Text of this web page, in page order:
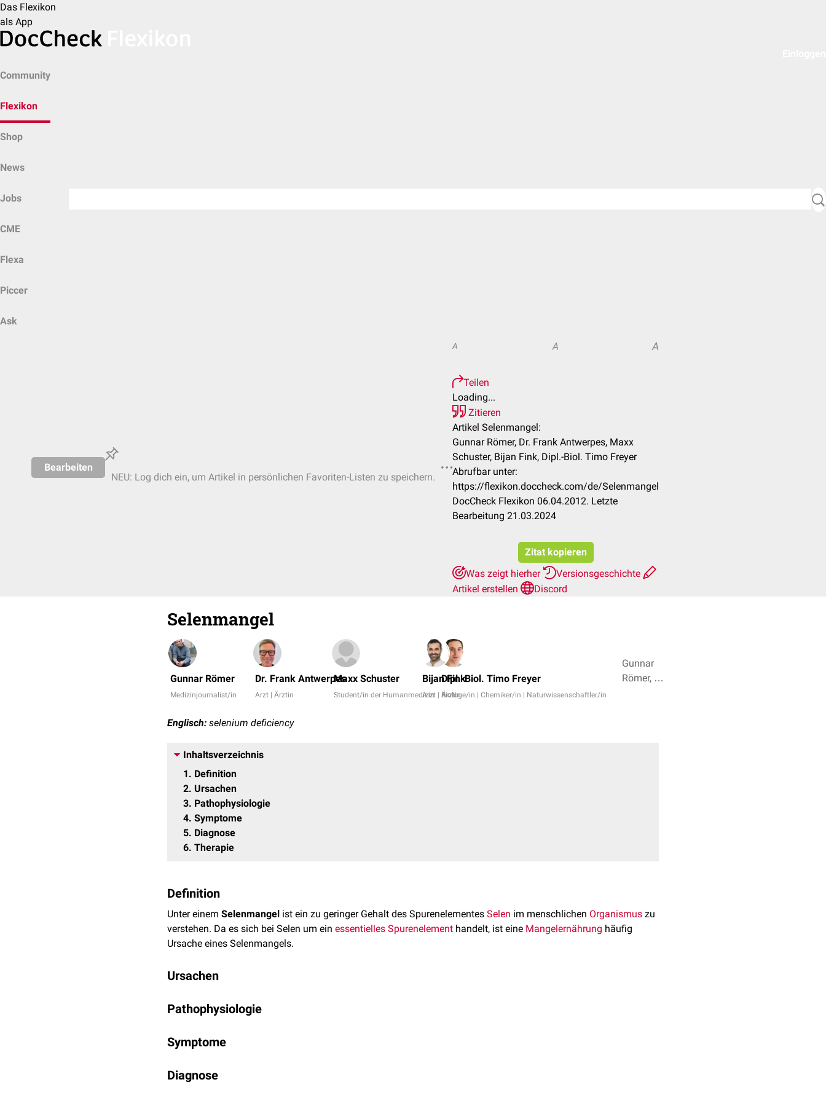
Das Flexikon
als App
Community
Flexikon
Shop
News
Jobs
CME
Flexa
Piccer
Ask
Bearbeiten
NEU: Log dich ein, um Artikel in persönlichen Favoriten-Listen zu speichern.
A A A
Teilen
Loading...
Zitieren
Artikel Selenmangel:
Gunnar Römer, Dr. Frank Antwerpes, Maxx
Schuster, Bijan Fink, Dipl.-Biol. Timo Freyer
Abrufbar unter:
https://flexikon.doccheck.com/de/Selenmangel
DocCheck Flexikon 06.04.2012. Letzte
Bearbeitung 21.03.2024
Zitat kopieren
Was zeigt hierher
Versionsgeschichte
Artikel erstellen
Discord
Selenmangel
Gunnar Römer
Medizinjournalist/in
Dr. Frank Antwerpes
Arzt | Ärztin
Maxx Schuster
Student/in der Humanmedizin
Bijan Fink
Arzt | Ärztin
Dipl.-Biol. Timo Freyer
Biologe/in | Chemiker/in | Naturwissenschaftler/in
Gunnar
Römer, Dr.
Englisch: selenium deficiency
Inhaltsverzeichnis
1
Definition
2 Ursachen
3 Pathophysiologie
4 Symptome
5 Diagnose
6 Therapie
Definition
Unter einem Selenmangel ist ein zu geringer Gehalt des Spurenelementes Selen im menschlichen Organismus zu
verstehen. Da es sich bei Selen um ein essentielles Spurenelement handelt, ist eine Mangelernährung häufig
Ursache eines Selenmangels.
Ursachen
StrengerVegetarismus
Leben in selenarmen Gegenden (z.B. Teile von Skandinavien, China, Neuseeland)
Bulimie
Pathophysiologie
Enzymenvorhanden:
Dejodase
Symptome
Hautausschlag
Diagnose